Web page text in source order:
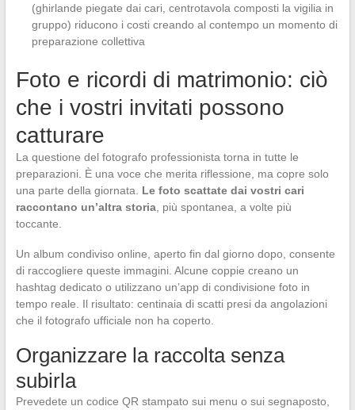
(ghirlande piegate dai cari, centrotavola composti la vigilia in
gruppo) riducono i costi creando al contempo un momento di
preparazione collettiva
Foto e ricordi di matrimonio: ciò
che i vostri invitati possono
catturare
La questione del fotografo professionista torna in tutte le
preparazioni. È una voce che merita riflessione, ma copre solo
una parte della giornata. Le foto scattate dai vostri cari
raccontano un’altra storia, più spontanea, a volte più
toccante.
Un album condiviso online, aperto fin dal giorno dopo, consente
di raccogliere queste immagini. Alcune coppie creano un
hashtag dedicato o utilizzano un’app di condivisione foto in
tempo reale. Il risultato: centinaia di scatti presi da angolazioni
che il fotografo ufficiale non ha coperto.
Organizzare la raccolta senza
subirla
Prevedete un codice QR stampato sui menu o sui segnaposto,